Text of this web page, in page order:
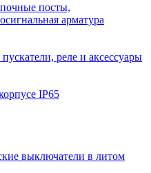
посты,
арматура
реле и аксессуары
IP65
выключатели в литом